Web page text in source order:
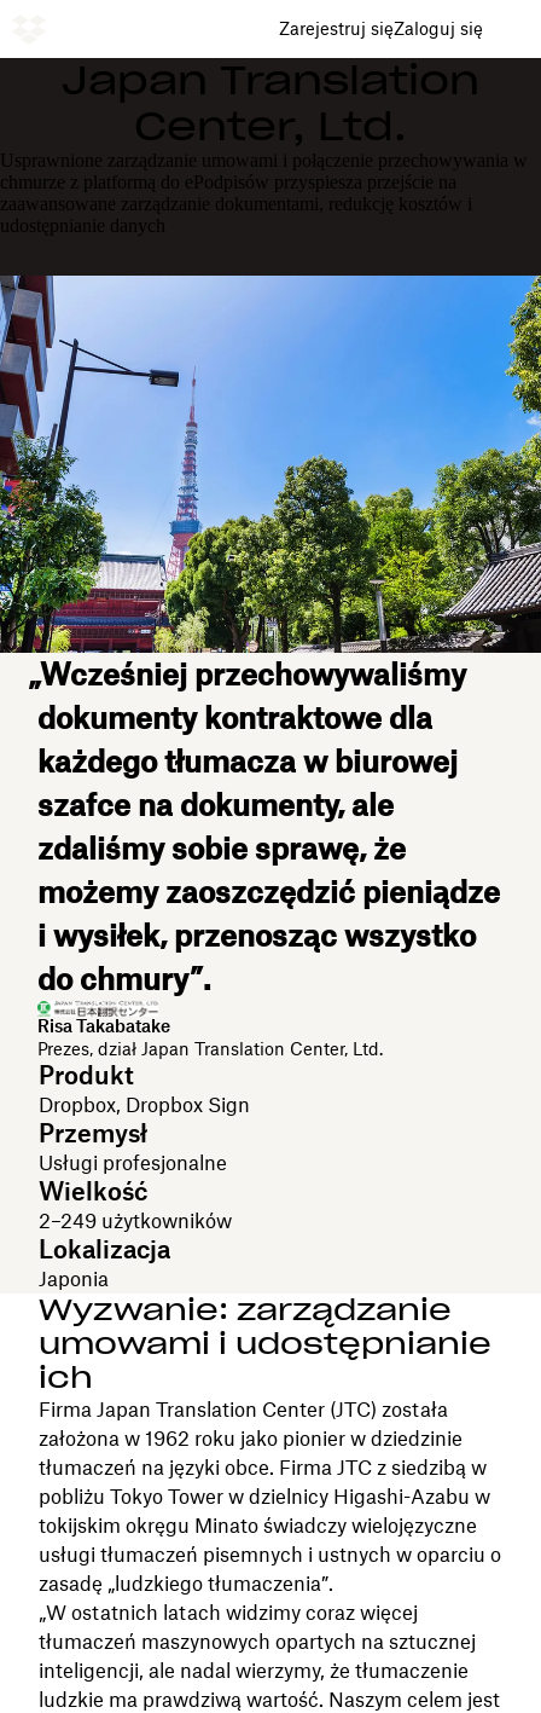
Zarejestruj sięZaloguj się
Japan Translation
Center, Ltd.
Usprawnione zarządzanie umowami i połączenie przechowywania w
chmurze z platformą do ePodpisów przyspiesza przejście na
zaawansowane zarządzanie dokumentami, redukcję kosztów i
udostępnianie danych
„Wcześniej przechowywaliśmy
dokumenty kontraktowe dla
każdego tłumacza w biurowej
szafce na dokumenty, ale
zdaliśmy sobie sprawę, że
możemy zaoszczędzić pieniądze
i wysiłek, przenosząc wszystko
do chmury”.
Risa Takabatake
Prezes, dział Japan Translation Center, Ltd.
Produkt
Dropbox, Dropbox Sign
Przemysł
Usługi profesjonalne
Wielkość
2–249 użytkowników
Lokalizacja
Japonia
Wyzwanie: zarządzanie
umowami i udostępnianie
ich
Firma Japan Translation Center (JTC) została
założona w 1962 roku jako pionier w dziedzinie
tłumaczeń na języki obce. Firma JTC z siedzibą w
pobliżu Tokyo Tower w dzielnicy Higashi-Azabu w
tokijskim okręgu Minato świadczy wielojęzyczne
usługi tłumaczeń pisemnych i ustnych w oparciu o
zasadę „ludzkiego tłumaczenia”.
„W ostatnich latach widzimy coraz więcej
tłumaczeń maszynowych opartych na sztucznej
inteligencji, ale nadal wierzymy, że tłumaczenie
ludzkie ma prawdziwą wartość. Naszym celem jest